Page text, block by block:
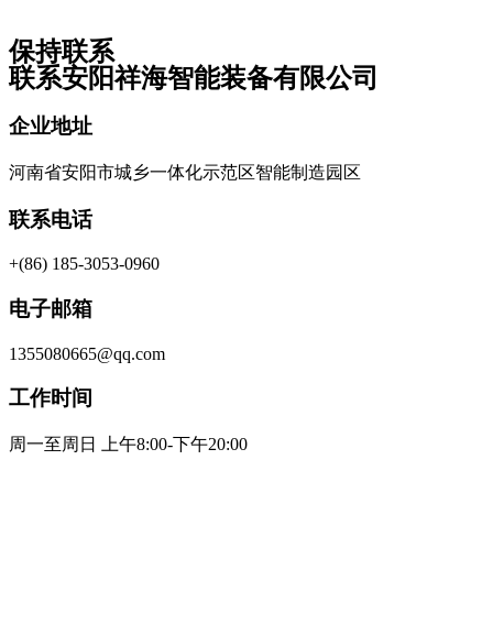
保持联系
联系安阳祥海智能装备有限公司
企业地址
河南省安阳市城乡一体化示范区智能制造园区
联系电话
+(86) 185-3053-0960
电子邮箱
1355080665@qq.com
工作时间
周一至周日 上午8:00-下午20:00